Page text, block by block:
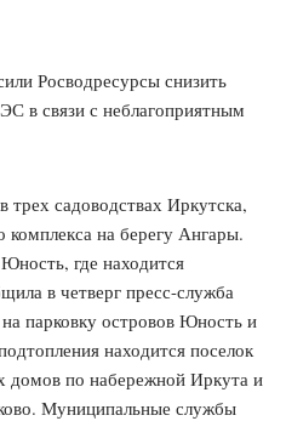
Росводресурсы снизить
в связи с неблагоприятным
садоводствах Иркутска,
комплекса на берегу Ангары.
где находится
в четверг пресс-служба
парковку островов Юность и
находится поселок
домов по набережной Иркута и
Муниципальные службы